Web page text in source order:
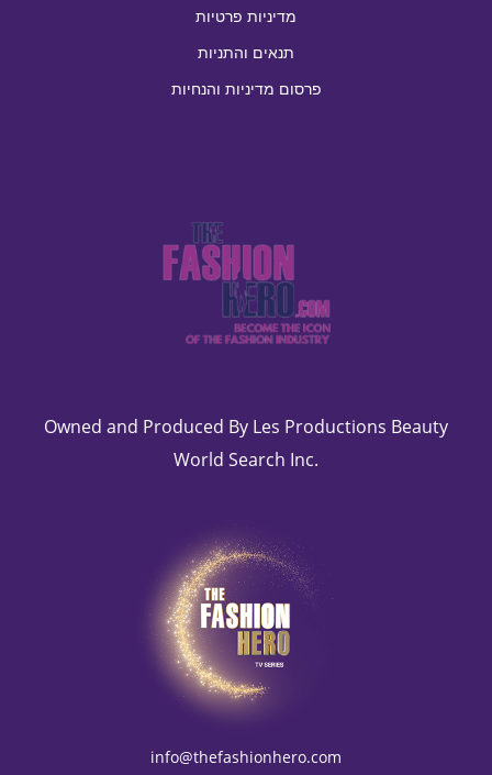
מדיניות פרטיות
תנאים והתניות
פרסום מדיניות והנחיות
Owned and Produced By Les Productions Beauty
World Search Inc.
info@thefashionhero.com